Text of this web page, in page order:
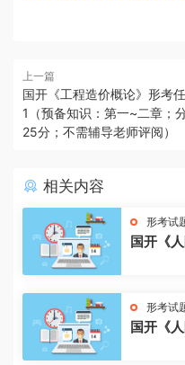
上一篇
国开《工程造价概论》形考
1（预备知识：第一~二章；
25分；不需辅导老师评阅）
相关内容
形考试
国开《
形考试
国开《